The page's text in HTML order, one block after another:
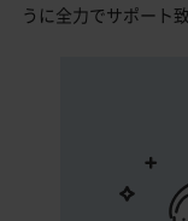
うに全力でサポート